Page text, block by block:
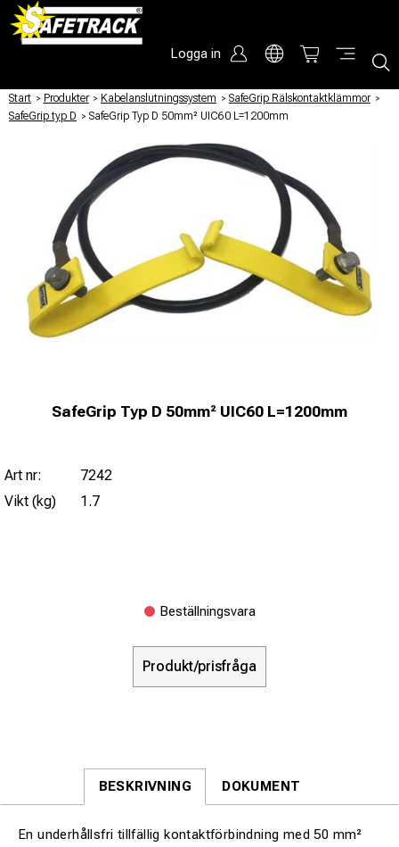
Logga in
Start / Produkter / Kabelanslutningssystem / SafeGrip Rälskontaktklämmor /
SafeGrip typ D / SafeGrip Typ D 50mm² UIC60 L=1200mm
SafeGrip Typ D 50mm² UIC60 L=1200mm
Art nr:
7242
Vikt (kg)
1.7
Beställningsvara
Produkt/prisfråga
BESKRIVNING DOKUMENT
En underhållsfri tillfällig kontaktförbindning med 50 mm²